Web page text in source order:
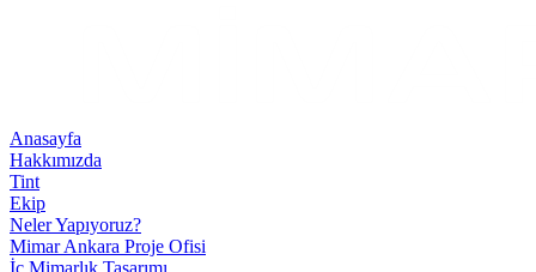
Anasayfa
Hakkımızda
Tint
Ekip
Neler Yapıyoruz?
Mimar Ankara Proje Ofisi
İç Mimarlık Tasarımı